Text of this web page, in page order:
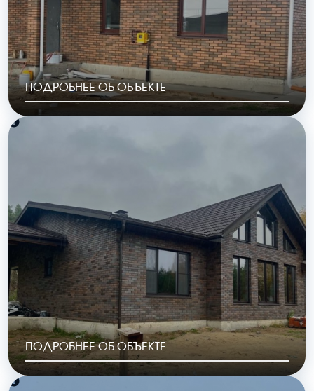
ПОДРОБНЕЕ ОБ ОБЪЕКТЕ
126 м2
6 148 000 руб.
ПОДРОБНЕЕ ОБ ОБЪЕКТЕ